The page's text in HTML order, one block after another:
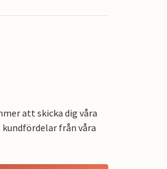
att skicka dig våra
från våra